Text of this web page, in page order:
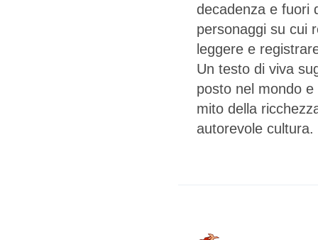
decadenza e fuori
personaggi su cui
leggere e
Un testo di viva
posto nel mondo
mito della
autorevole cultura.